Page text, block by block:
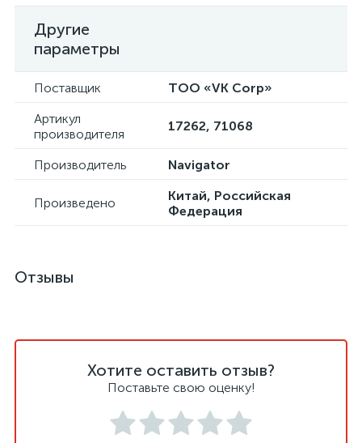
Другие
параметры
Поставщик
ТОО «VK Corp»
Артикул
производителя
17262, 71068
Производитель Navigator
Произведено
Китай, Российская
Федерация
Отзывы
Хотите оставить отзыв?
Поставьте свою оценку!